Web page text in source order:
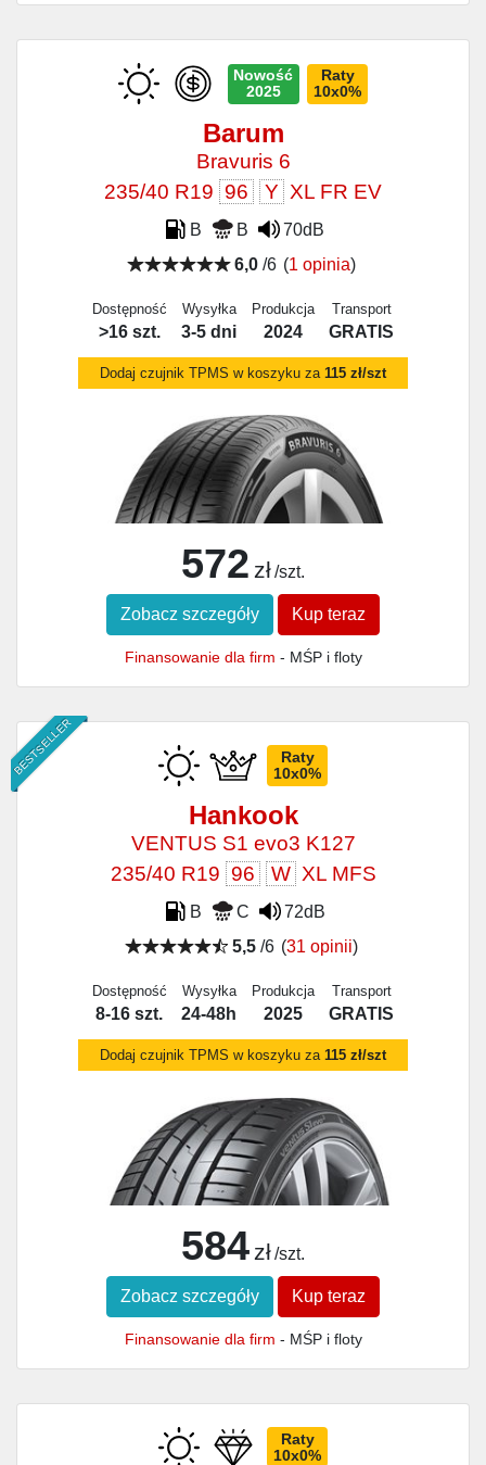
Nowość
2025
Raty
10x0%
Barum
Bravuris 6
235/40 R19 96 Y XL FR EV
B B
70dB
6,0/6 (1 opinia)
Dostępność
>16 szt.
Wysyłka
3-5 dni
Produkcja
2024
Transport
GRATIS
Dodaj czujnik TPMS w koszyku za 115 zł/szt
572 zł /szt.
Zobacz szczegóły Kup teraz
Finansowanie dla firm - MŚP i floty
BESTSELLER
Raty
10x0%
Hankook
VENTUS S1 evo3 K127
235/40 R19 96 W XL MFS
B C
72dB
5,5/6 (31 opinii)
Dostępność
8-16 szt.
Wysyłka
24-48h
Produkcja
2025
Transport
GRATIS
Dodaj czujnik TPMS w koszyku za 115 zł/szt
584 zł /szt.
Zobacz szczegóły Kup teraz
Finansowanie dla firm - MŚP i floty
Raty
10x0%